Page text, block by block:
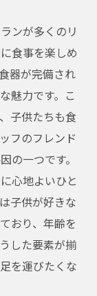
ンが多くのリ
食事を楽しめ
器が完備され
魅力です。こ
子供たちも食
フのフレンド
の一つです。
心地よいひと
子供が好きな
おり、年齢を
した要素が揃
を運びたくな